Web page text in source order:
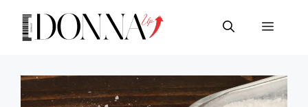
contenuto
Menu